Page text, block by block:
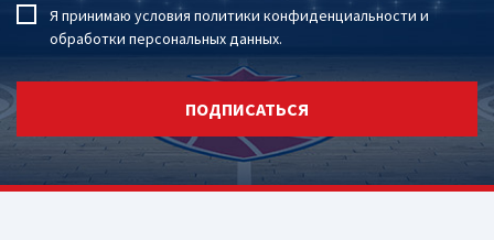
Я принимаю условия политики конфиденциальности и
обработки персональных данных.
ПОДПИСАТЬСЯ